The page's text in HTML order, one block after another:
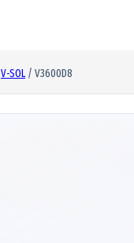
V-SOL/ V3600D8